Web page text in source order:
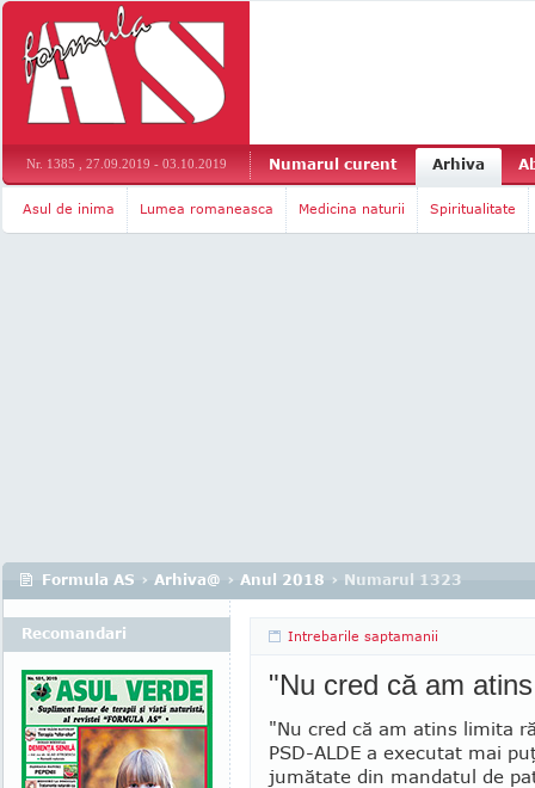
Nr. 1385 , 27.09.2019 - 03.10.2019 Numarul curent Arhiva
Asul de inima Lumea romaneasca Medicina naturii Spiritualitate
Formula AS › Arhiva@ › Anul 2018 › Numarul 1323
Intrebarile saptamanii
"Nu cred că am
"Nu cred că am atins limita
PSD-ALDE a executat mai
jumătate din mandatul de
Recomandari